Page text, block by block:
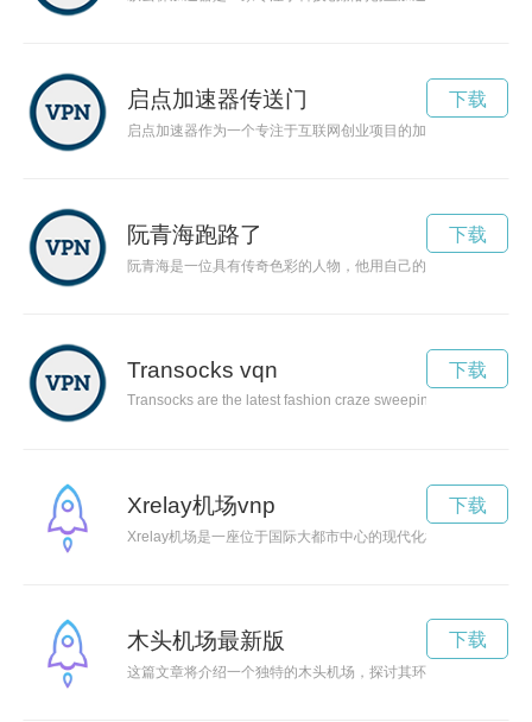
启点加速器传送门
启点加速器作为一个专注于互联网创业项目的加速平台，通过
下载
阮青海跑路了
阮青海是一位具有传奇色彩的人物，他用自己的毅力和奋斗精
下载
Transocks vqn
Transocks are the latest fashion craze sweeping the nation,
下载
Xrelay机场vnp
Xrelay机场是一座位于国际大都市中心的现代化机场，拥有先
下载
木头机场最新版
这篇文章将介绍一个独特的木头机场，探讨其环保和可持续发展
下载